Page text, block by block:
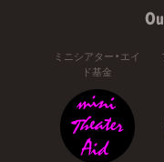
ミニシアター・エイ
ド基金